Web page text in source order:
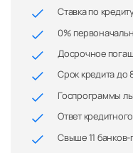
Ставка по
0%
Досрочное
Срок кредита до
Госпрограммы
Ответ
Свыше 11